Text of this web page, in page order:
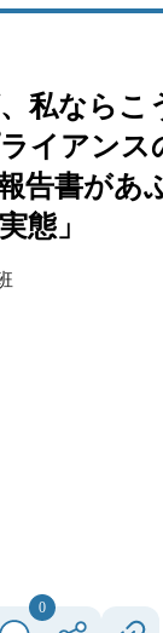
私ならこ
イアンス
告書があ
態」
0